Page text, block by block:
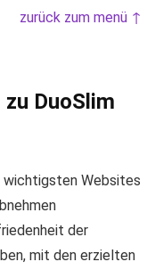
zurück zum menü ↑
DuoSlim
wichtigsten Websites
der
mit den erzielten